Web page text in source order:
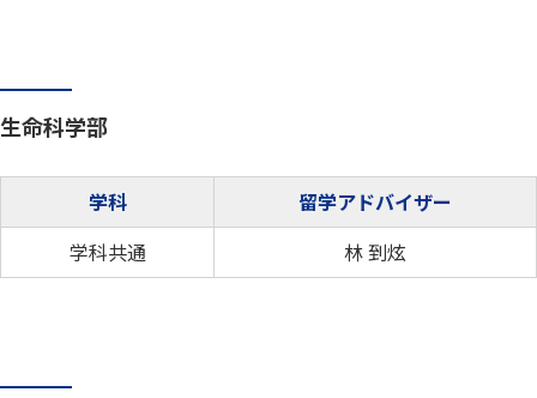
生命科学部
学科
留学アドバイザー
学科共通
林 到炫